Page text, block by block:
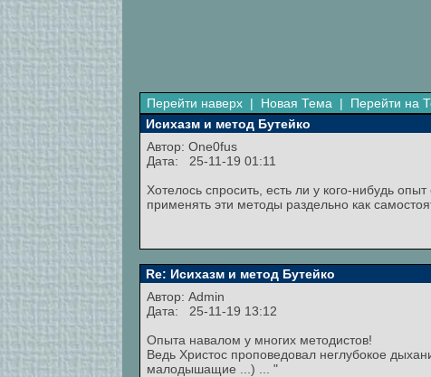
Перейти наверх | Новая Тема | Перейти на
Исихазм и метод Бутейко
Автор: One0fus
Дата: 25-11-19 01:11
Хотелось спросить, есть ли у кого-нибудь
применять эти методы раздельно как
Re: Исихазм и метод Бутейко
Автор: Admin
Дата: 25-11-19 13:12
Опыта навалом у многих методистов!
Ведь Христос проповедовал неглубокое
малодышащие ...) ... "